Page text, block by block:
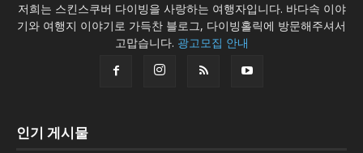
저희는 스킨스쿠버 다이빙을 사랑하는 여행자입니다. 바다속 이야
기와 여행지 이야기로 가득찬 블로그, 다이빙홀릭에 방문해주셔서
고맙습니다. 광고모집 안내
인기 게시물